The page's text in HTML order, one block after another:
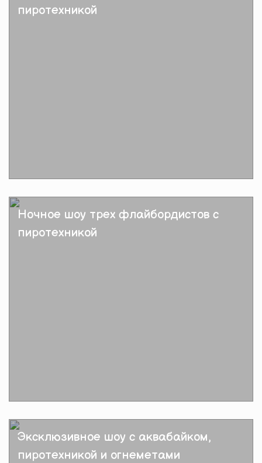
пиротехникой
Подробнее
Ночное шоу трех флайбордистов с
пиротехникой
Подробнее
Эксклюзивное шоу с аквабайком,
пиротехникой и огнеметами